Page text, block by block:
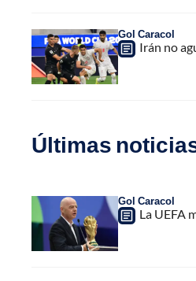
Gol Caracol
Irán no
Últimas
Gol Caracol
La UEFA